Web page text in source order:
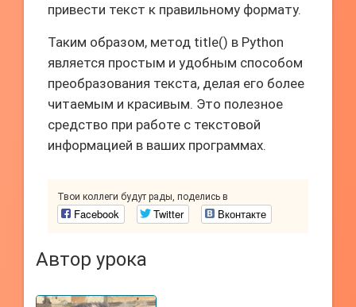
привести текст к правильному формату.
Таким образом, метод title() в Python
является простым и удобным способом
преобразования текста, делая его более
читаемым и красивым. Это полезное
средство при работе с текстовой
информацией в ваших программах.
Твои коллеги будут рады, поделись в
Facebook Twitter Вконтакте
Автор урока